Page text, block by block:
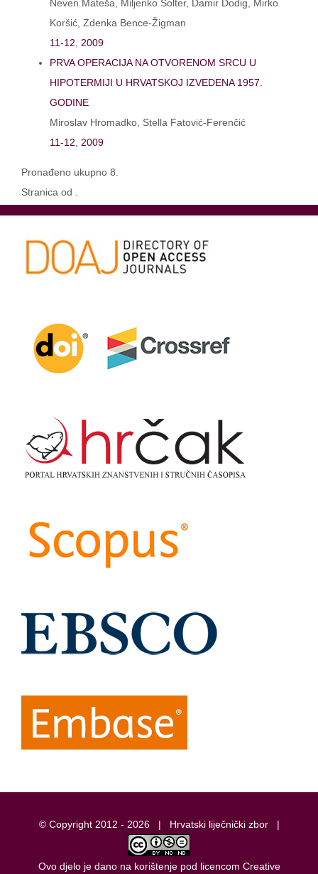
Neven Mateša, Miljenko Solter, Damir Dodig, Mirko
Koršić, Zdenka Bence-Žigman
11-12
2009
PRVA OPERACIJA NA OTVORENOM SRCU U
HIPOTERMIJI U HRVATSKOJ IZVEDENA 1957.
GODINE
Miroslav Hromadko, Stella Fatović-Ferenčić
11-12
2009
Pronađeno ukupno 8.
Stranica od .
© Copyright 2012 - 2026 | Hrvatski liječnički zbor|
Ovo djelo je dano na korištenje pod licencom Creative